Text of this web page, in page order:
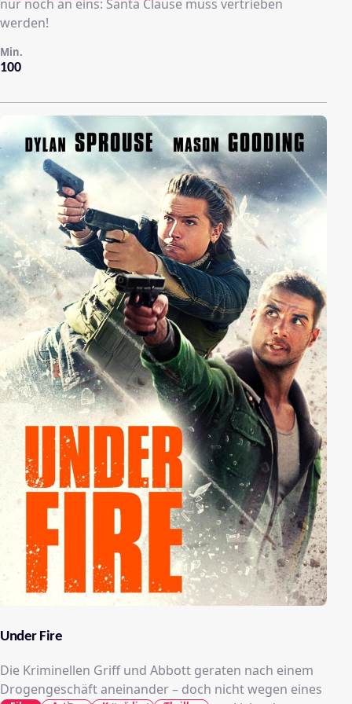
nur noch an eins: Santa Clause muss vertrieben
werden!
100
Min.
Under Fire
Die Kriminellen Griff und Abbott geraten nach einem
Drogengeschäft aneinander – doch nicht wegen eines